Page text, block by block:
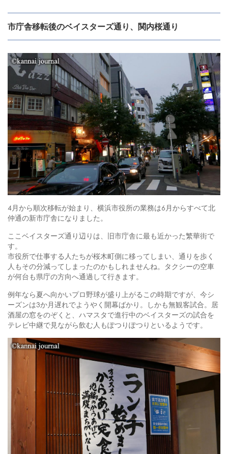
市庁舎移転後のベイスターズ通り、関内桜通り
4月から順次移転が始まり、横浜市役所の業務は6月からすべて北
仲通の新市庁舎になりました。
ここベイスターズ通り辺りは、旧市庁舎に最も近かった繁華街で
す。
市役所で仕事する人たちが桜木町側に移ってしまい、通りを歩く
人もその分減ってしまったのかもしれませんね。タクシーの空車
が何台も県庁の方向へ通過して行きます。
例年なら夏へ向かいプロ野球が盛り上がるこの時期ですが、今シ
ーズンは3か月遅れでようやく開幕ばかり。しかも無観客試合。居
酒屋の窓をのぞくと、ハマスタで進行中のベイスターズの試合を
テレビ中継で見ながら飲む人もぽつりぽつりといるようです。